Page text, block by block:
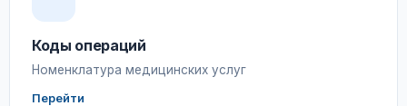
Коды операций
Номенклатура медицинских услуг
Перейти